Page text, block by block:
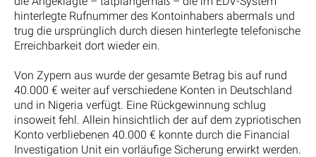
hinterlegte Rufnummer des Kontoinhabers abermals und
trug die ursprünglich durch diesen hinterlegte telefonische
Erreichbarkeit dort wieder ein.
Von Zypern aus wurde der gesamte Betrag bis auf rund
40.000 € weiter auf verschiedene Konten in Deutschland
und in Nigeria verfügt. Eine Rückgewinnung schlug
insoweit fehl. Allein hinsichtlich der auf dem zypriotischen
Konto verbliebenen 40.000 € konnte durch die Financial
Investigation Unit ein vorläufige Sicherung erwirkt werden.